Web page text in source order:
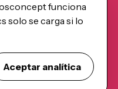
funciona
solo se carga si lo
Aceptar analítica